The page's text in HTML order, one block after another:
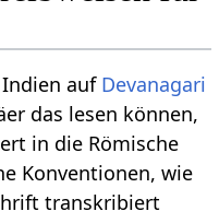
auf Devanagari
das lesen können,
in die Römische
Konventionen, wie
transkribiert